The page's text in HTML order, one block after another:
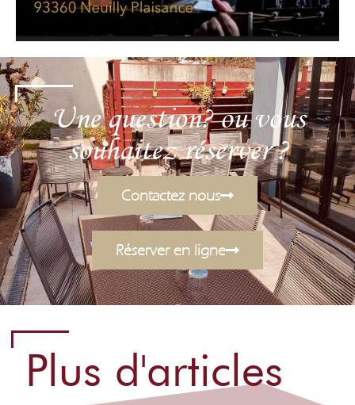
Une question? ou vous
souhaitez réserver ?
Contactez nous
Réserver en ligne
Plus d'articles